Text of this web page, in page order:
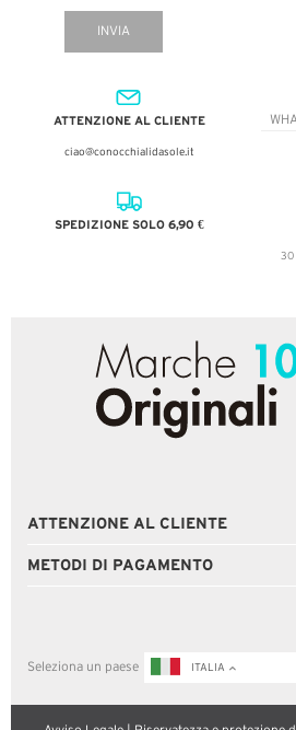
INVIA
ATTENZIONE AL CLIENTE
ciao@conocchialidasole.it
SPEDIZIONE SOLO 6,90 €
30
ATTENZIONE AL CLIENTE
METODI DI PAGAMENTO
Seleziona un paese ITALIA